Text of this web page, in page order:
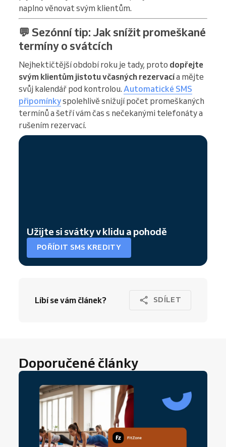
naplno věnovat svým klientům.
💬 Sezónní tip: Jak snížit promeškané
termíny o svátcích
Nejhektičtější období roku je tady, proto dopřejte
svým klientům jistotu včasných rezervacía mějte
svůj kalendář pod kontrolou. Automatické SMS
připomínkyspolehlivě snižují počet promeškaných
termínů a šetří vám čas s nečekanými telefonáty a
rušením rezervací.
Užijte si svátky v klidu a pohodě
POŘÍDIT SMS KREDITY
Líbí se vám článek? SDÍLET
Doporučené články